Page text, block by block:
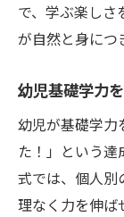
で、学ぶ楽しさ
が自然と身につ
幼児基礎学力
幼児が基礎学力
た！」という
式では、個人別
理なく力を伸ば